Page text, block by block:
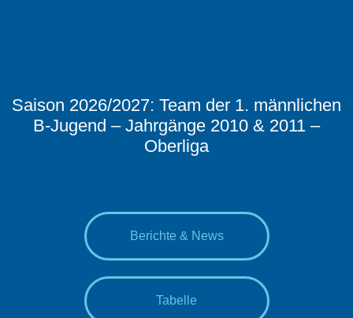
Saison 2026/2027: Team der 1. männlichen
B-Jugend – Jahrgänge 2010 & 2011 –
Oberliga
Berichte & News
Tabelle